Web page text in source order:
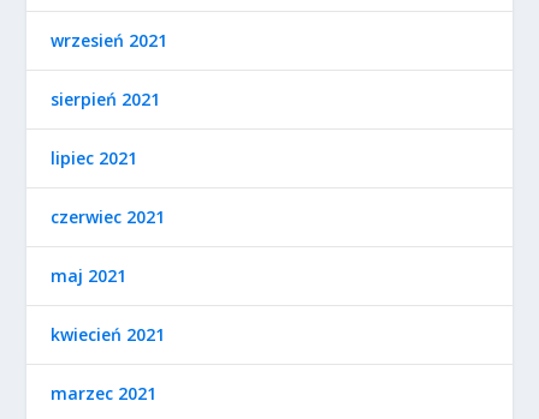
wrzesień 2021
sierpień 2021
lipiec 2021
czerwiec 2021
maj 2021
kwiecień 2021
marzec 2021